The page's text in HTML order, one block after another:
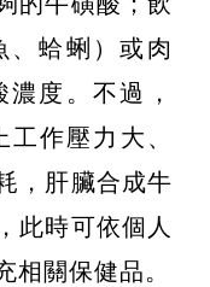
、蛤蜊）或肉
度。不過，
作壓力大、
，肝臟合成牛
此時可依個人
相關保健品。